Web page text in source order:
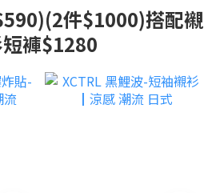
件$1000)搭配襯
褲$1280